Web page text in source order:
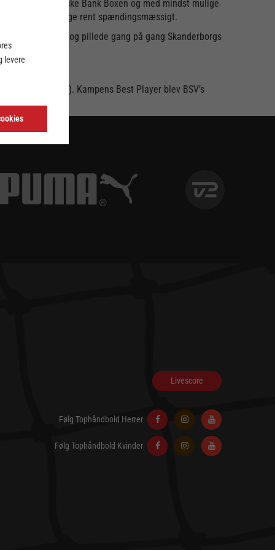
vidner i Jyske Bank Boxen og med mindst mulige
noget tilbage rent spændingsmæssigt.
efter pausen og pillede gang på gang Skanderborgs
tid 23-23). Kampens Best Player blev BSV’s
Livescore
Følg Tophåndbold Herrer
Følg Tophåndbold Kvinder
levere